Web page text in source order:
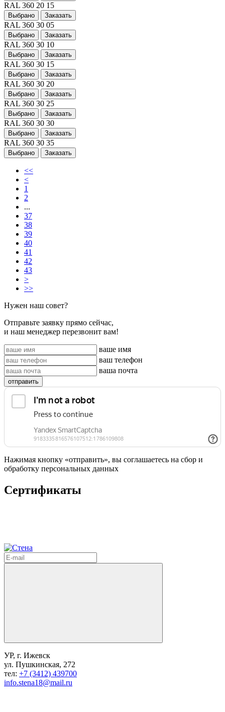
RAL 360 20 15
Выбрано Заказать
RAL 360 30 05
Выбрано Заказать
RAL 360 30 10
Выбрано Заказать
RAL 360 30 15
Выбрано Заказать
RAL 360 30 20
Выбрано Заказать
RAL 360 30 25
Выбрано Заказать
RAL 360 30 30
Выбрано Заказать
RAL 360 30 35
Выбрано Заказать
<<
<
1
2
...
37
38
39
40
41
42
43
>
>>
Нужен наш совет?
Отправьте заявку прямо сейчас,
и наш менеджер перезвонит вам!
ваше имя
ваш телефон
ваша почта
отправить
Нажимая кнопку «отправить», вы соглашаетесь на сбор и
обработку персональных данных
Сертификаты
УР, г. Ижевск
ул. Пушкинская, 272
тел: +7 (3412) 439700
info.stena18@mail.ru